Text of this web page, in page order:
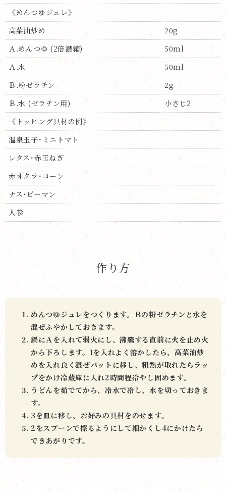
《めんつゆジュレ》
高菜油炒め
20g
Ａ.めんつゆ (2倍濃縮)
50ml
Ａ.水
50ml
Ｂ.粉ゼラチン
2g
Ｂ.水 (ゼラチン用)
小さじ2
《トッピング具材の例》
温泉玉子･ミニトマト
レタス･赤玉ねぎ
赤オクラ･コーン
ナス･ピーマン
人参
作り方
めんつゆジュレをつくります。Ｂの粉ゼラチンと水を
混ぜふやかしておきます。
鍋にＡを入れて弱火にし、沸騰する直前に火を止め火
から下ろします。1を入れよく溶かしたら、高菜油炒
めを入れ良く混ぜバットに移し、粗熱が取れたらラッ
プをかけ冷蔵庫に入れ2時間程冷やし固めます。
うどんを茹でてから、冷水で冷し、水を切っておきま
す。
3を皿に移し、お好みの具材をのせます。
2をスプーンで擦るようにして細かくし4にかけたら
できあがりです。